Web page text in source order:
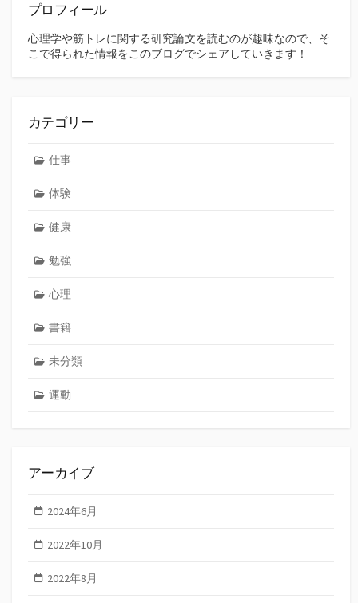
プロフィール
心理学や筋トレに関する研究論文を読むのが趣味なので、そ
こで得られた情報をこのブログでシェアしていきます！
カテゴリー
仕事
体験
健康
勉強
心理
書籍
未分類
運動
アーカイブ
2024年6月
2022年10月
2022年8月